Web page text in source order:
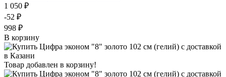
1 050 ₽
-52 ₽
998 ₽
В корзину
Товар добавлен в корзину!